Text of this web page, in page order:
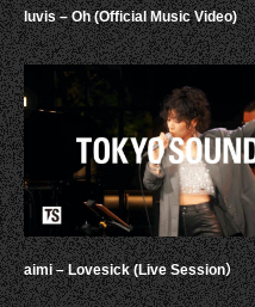
luvis – Oh (Official Music Video)
aimi – Lovesick (Live Session）